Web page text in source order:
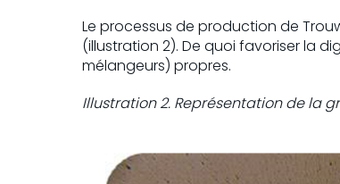
Le processus de production de
(illustration 2). De quoi favoriser la
mélangeurs) propres.
Illustration 2. Représentation de la